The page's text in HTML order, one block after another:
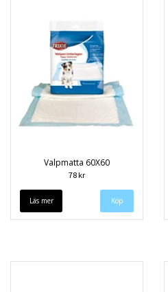
Valpmatta 60X60
78 kr
Läs mer